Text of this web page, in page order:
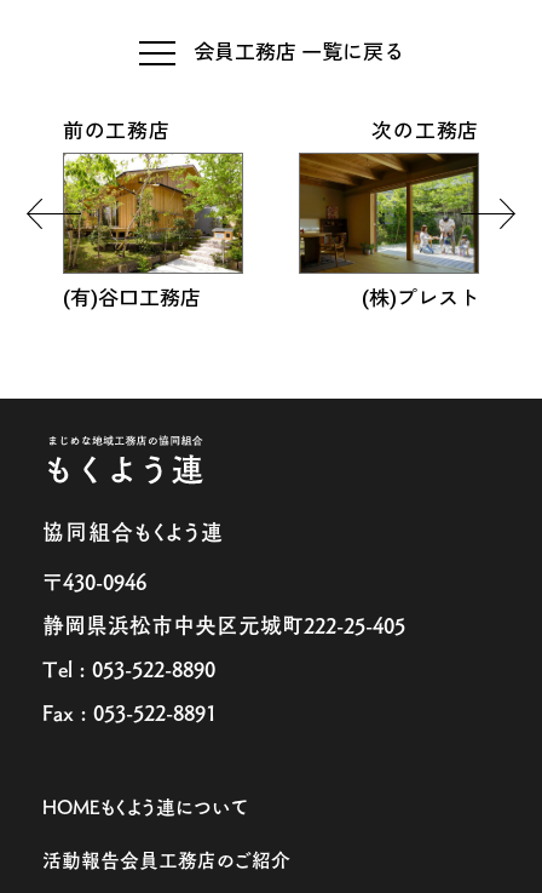
会員工務店 一覧に戻る
前の工務店
(有)谷口工務店
次の工務店
(株)プレスト
協同組合もくよう連
〒430-0946
静岡県浜松市中央区元城町222-25-405
Tel : 053-522-8890
Fax : 053-522-8891
HOMEもくよう連について
活動報告会員工務店のご紹介